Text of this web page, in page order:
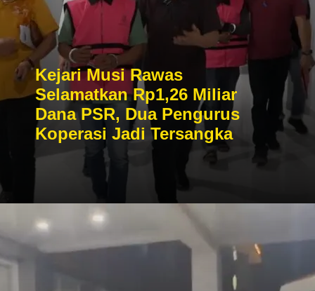
Kejari Musi Rawas
Selamatkan Rp1,26 Miliar
Dana PSR, Dua Pengurus
Koperasi Jadi Tersangka